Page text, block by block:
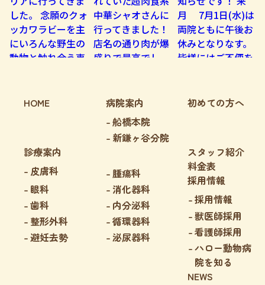
HOME
病院案内
船橋本院
新鎌ヶ谷分院
初めての方へ
診療案内
皮膚科
腫瘍科
眼科
消化器科
歯科
内分泌科
整形外科
循環器科
避妊去勢
泌尿器科
スタッフ紹介
料金表
採用情報
採用情報
獣医師採用
看護師採用
ハロー動物病
院を知る
NEWS